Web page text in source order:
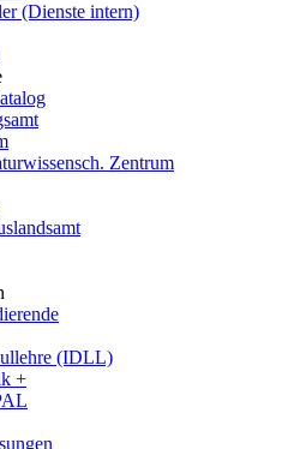
(Dienste intern)
Zentrum
(IDLL)
+